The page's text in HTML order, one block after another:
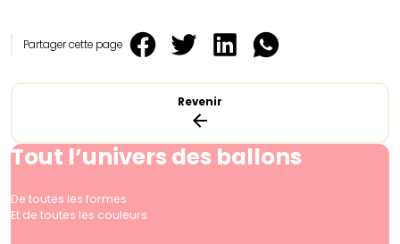
Revenir
Partager cette page
Tout l’univers des ballons
De toutes les formes
Et de toutes les couleurs